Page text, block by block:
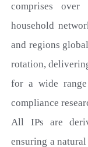
comprises
household
and regions
rotation,
for a wide
compliance
All IPs are
ensuring a